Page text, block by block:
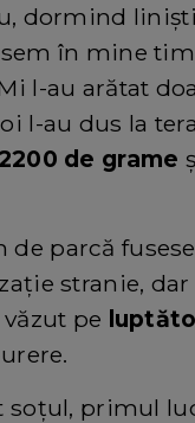
dormind
în mine
l-au arătat
l-au dus la
de grame
de parcă
stranie,
pe
soțul, primul